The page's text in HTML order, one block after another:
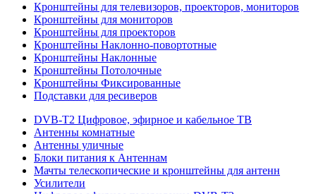
Кронштейны для телевизоров, проекторов, мониторов
Кронштейны для мониторов
Кронштейны для проекторов
Кронштейны Наклонно-повортотные
Кронштейны Наклонные
Кронштейны Потолочные
Кронштейны Фиксированные
Подставки для ресиверов
DVB-T2 Цифровое, эфирное и кабельное ТВ
Антенны комнатные
Антенны уличные
Блоки питания к Антеннам
Мачты телескопические и кронштейны для антенн
Усилители